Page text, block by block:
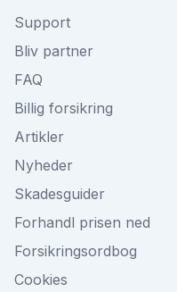
Support
Bliv partner
FAQ
Billig forsikring
Artikler
Nyheder
Skadesguider
Forhandl prisen ned
Forsikringsordbog
Cookies